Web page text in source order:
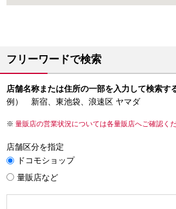
フリーワードで検索
店舗名称または住所の一部を入力して検索す
例） 新宿、東池袋、浪速区 ヤマダ
量販店の営業状況については各量販店へご確認くだ
店舗区分を指定
ドコモショップ
量販店など